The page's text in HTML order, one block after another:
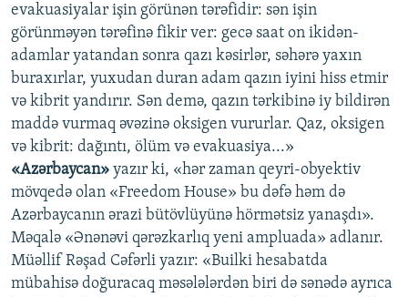
evakuasiyalar işin görünən tərəfidir: sən işin
görünməyən tərəfinə fikir ver: gecə saat on ikidən-
adamlar yatandan sonra qazı kəsirlər, səhərə yaxın
buraxırlar, yuxudan duran adam qazın iyini hiss etmir
və kibrit yandırır. Sən demə, qazın tərkibinə iy bildirən
maddə vurmaq əvəzinə oksigen vururlar. Qaz, oksigen
və kibrit: dağıntı, ölüm və evakuasiya...»
«Azərbaycan» yazır ki, «hər zaman qeyri-obyektiv
mövqedə olan «Freedom House» bu dəfə həm də
Azərbaycanın ərazi bütövlüyünə hörmətsiz yanaşdı».
Məqalə «Ənənəvi qərəzkarlıq yeni ampluada» adlanır.
Müəllif Rəşad Cəfərli yazır: «Builki hesabatda
mübahisə doğuracaq məsələlərdən biri də sənədə ayrıca